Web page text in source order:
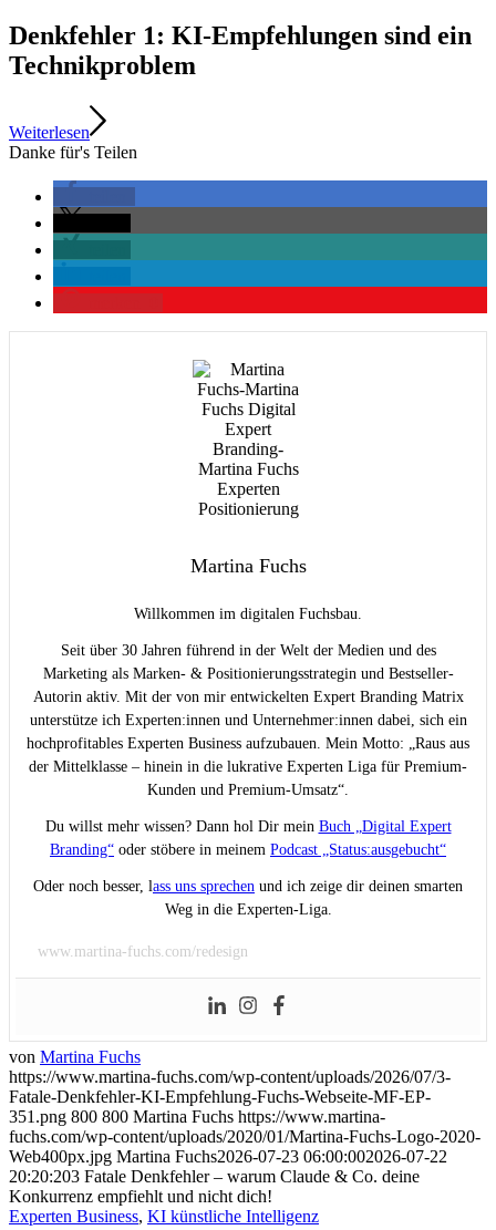
Denkfehler 1: KI-Empfehlungen sind ein
Technikproblem
Weiterlesen
Danke für's Teilen
Martina Fuchs
Willkommen im digitalen Fuchsbau.
Seit über 30 Jahren führend in der Welt der Medien und des
Marketing als Marken- & Positionierungsstrategin und Bestseller-
Autorin aktiv. Mit der von mir entwickelten Expert Branding Matrix
unterstütze ich Experten:innen und Unternehmer:innen dabei, sich ein
hochprofitables Experten Business aufzubauen. Mein Motto: „Raus aus
der Mittelklasse – hinein in die lukrative Experten Liga für Premium-
Kunden und Premium-Umsatz“.
Du willst mehr wissen? Dann hol Dir mein Buch „Digital Expert
Branding“ oder stöbere in meinem Podcast „Status:ausgebucht“
Oder noch besser, lass uns sprechen und ich zeige dir deinen smarten
Weg in die Experten-Liga.
www.martina-fuchs.com/redesign
von Martina Fuchs
https://www.martina-fuchs.com/wp-content/uploads/2026/07/3-
Fatale-Denkfehler-KI-Empfehlung-Fuchs-Webseite-MF-EP-
351.png 800 800 Martina Fuchs https://www.martina-
fuchs.com/wp-content/uploads/2020/01/Martina-Fuchs-Logo-2020-
Web400px.jpg Martina Fuchs2026-07-23 06:00:002026-07-22
20:20:203 Fatale Denkfehler – warum Claude & Co. deine
Konkurrenz empfiehlt und nicht dich!
Experten Business, KI künstliche Intelligenz